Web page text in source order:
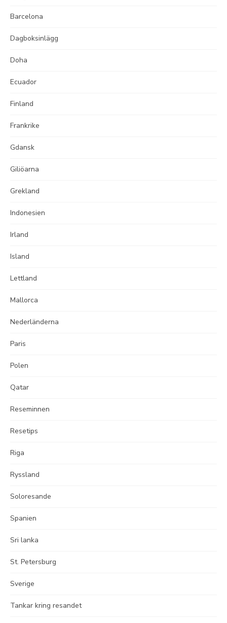
Barcelona
Dagboksinlägg
Doha
Ecuador
Finland
Frankrike
Gdansk
Giliöarna
Grekland
Indonesien
Irland
Island
Lettland
Mallorca
Nederländerna
Paris
Polen
Qatar
Reseminnen
Resetips
Riga
Ryssland
Soloresande
Spanien
Sri lanka
St. Petersburg
Sverige
Tankar kring resandet